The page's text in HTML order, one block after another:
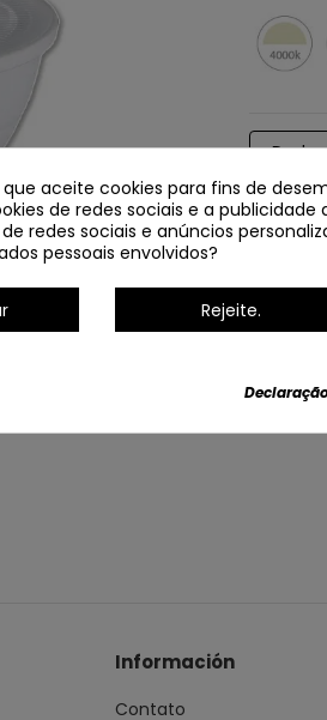
Información
Contato
aceite cookies para fins de
de redes sociais e a
redes sociais e anúncios
pessoais envolvidos?
Rejeite.